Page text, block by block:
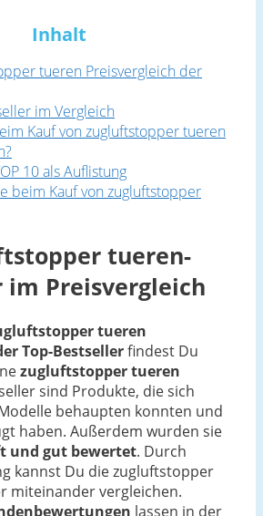
Inhalt
tueren Preisvergleich der
im Vergleich
Kauf von zugluftstopper tueren
10 als Auflistung
beim Kauf von zugluftstopper
tueren-
im Preisvergleich
tueren
Top-Bestsellerfindest Du
zugluftstopper tueren
sind Produkte, die sich
behaupten konnten und
haben. Außerdem wurden sie
und gut bewertet. Durch
kannst Du die zugluftstopper
miteinander vergleichen.
lassen in der